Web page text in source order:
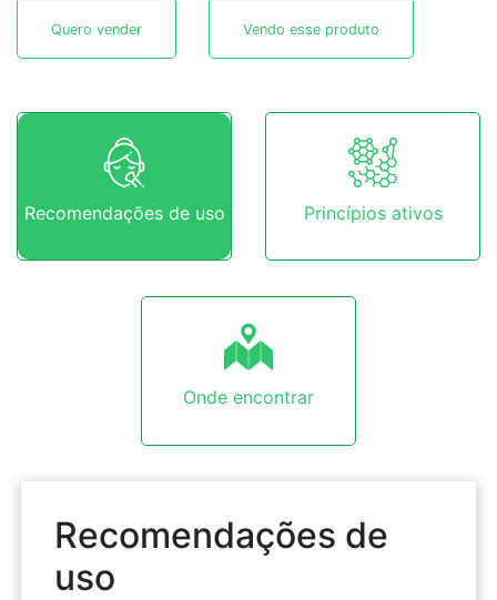
Quero vender Vendo esse produto
Recomendações de uso Princípios ativos
Onde encontrar
Recomendações de
uso